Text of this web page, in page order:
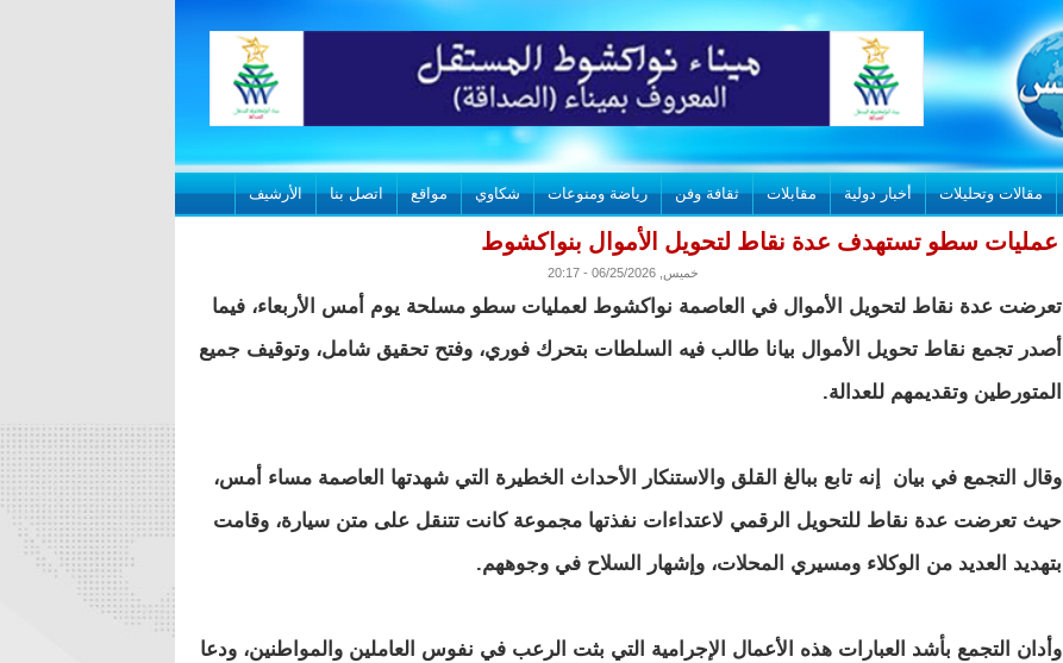
مقالات وتحليلات أخبار دولية مقابلات ثقافة وفن رياضة ومنوعات شكاوي مواقع اتصل بنا الأرشيف
عمليات سطو تستهدف عدة نقاط لتحويل الأموال بنواكشوط
خميس, 06/25/2026 - 20:17
تعرضت عدة نقاط لتحويل الأموال في العاصمة نواكشوط لعمليات سطو مسلحة يوم أمس الأربعاء، فيما
أصدر تجمع نقاط تحويل الأموال بيانا طالب فيه السلطات بتحرك فوري، وفتح تحقيق شامل، وتوقيف جميع
المتورطين وتقديمهم للعدالة.
وقال التجمع في بيان إنه تابع ببالغ القلق والاستنكار الأحداث الخطيرة التي شهدتها العاصمة مساء أمس،
حيث تعرضت عدة نقاط للتحويل الرقمي لاعتداءات نفذتها مجموعة كانت تتنقل على متن سيارة، وقامت
بتهديد العديد من الوكلاء ومسيري المحلات، وإشهار السلاح في وجوههم.
وأدان التجمع بأشد العبارات هذه الأعمال الإجرامية التي بثت الرعب في نفوس العاملين والمواطنين، ودعا